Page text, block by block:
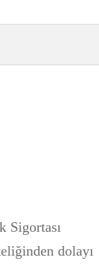
Sigortası
dolayı